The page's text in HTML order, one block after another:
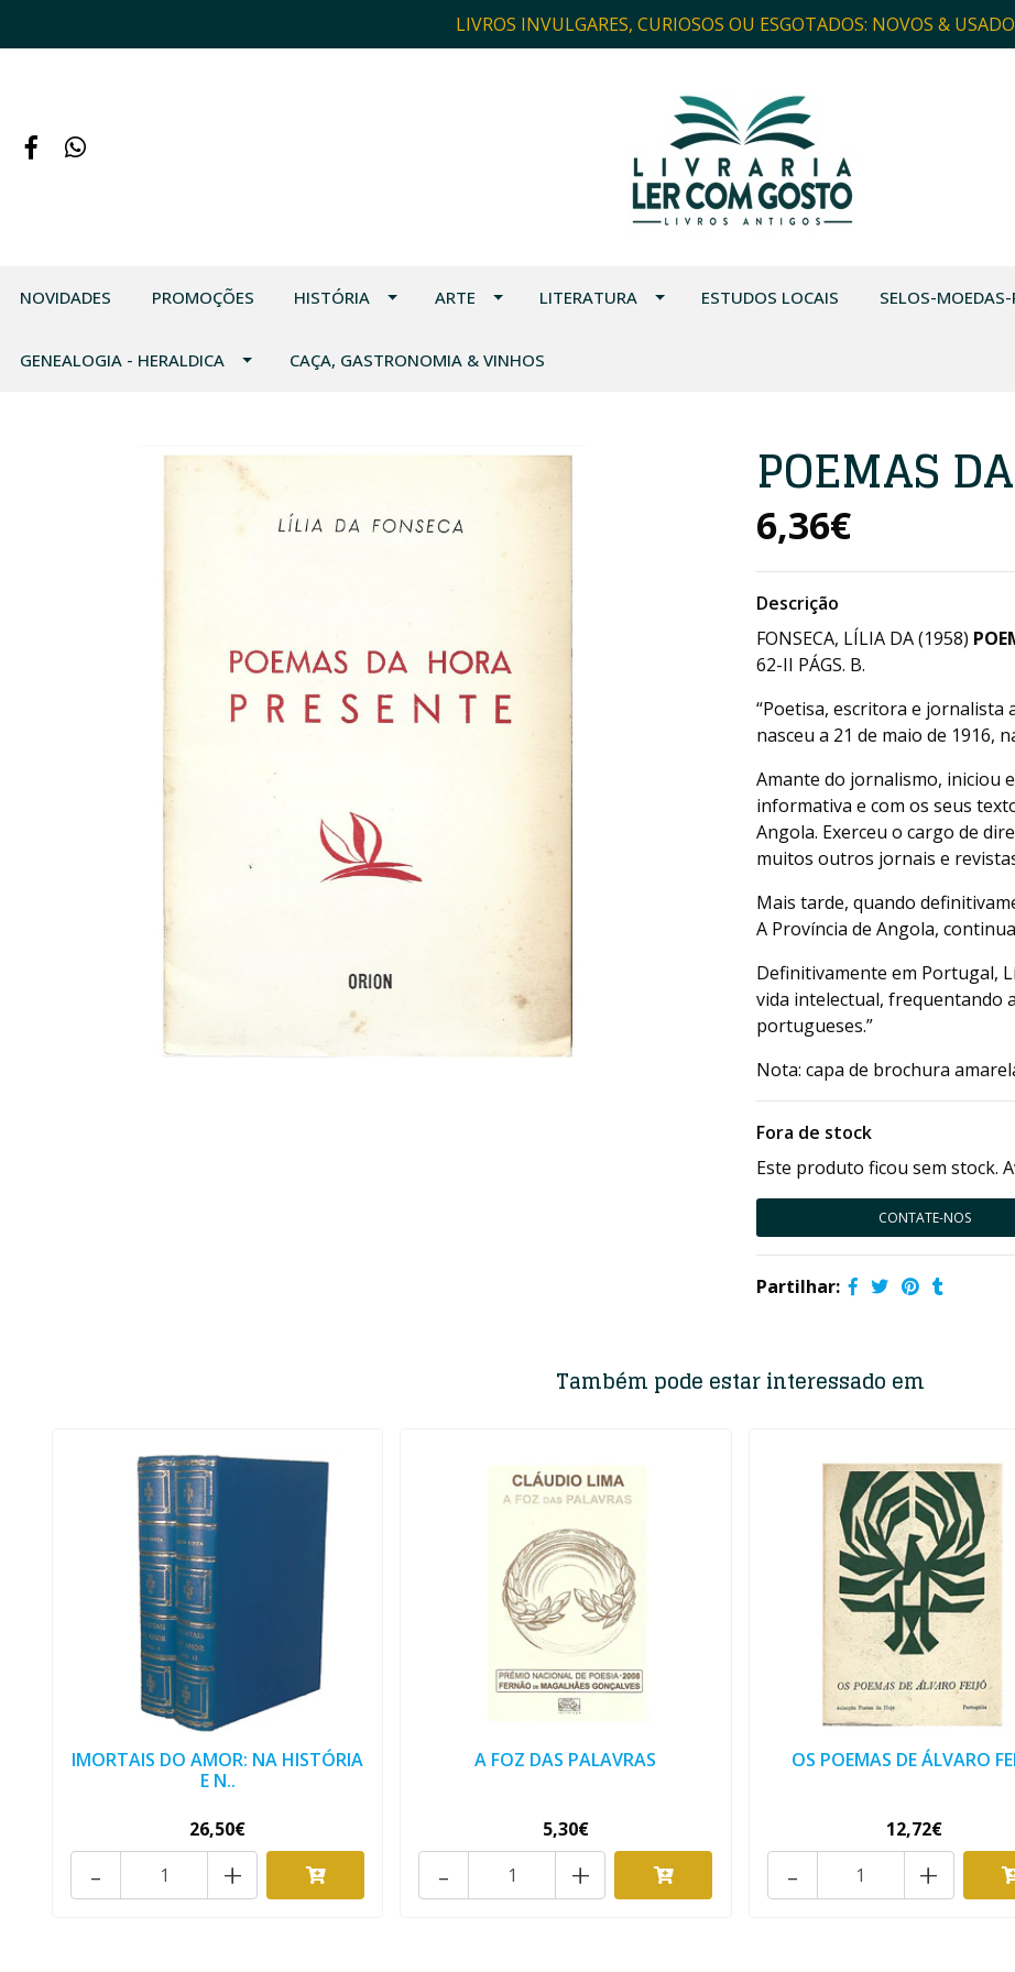
LIVROS INVULGARES, CURIOSOS OU ESGOTADOS: NOVOS &
NOVIDADES PROMOÇÕES HISTÓRIA ARTE LITERATURA ESTUDOS LOCAIS SELOS-
GENEALOGIA - HERALDICA CAÇA, GASTRONOMIA & VINHOS
POEMAS
6,36€
Descrição
FONSECA, LÍLIA DA (1958)
62-II PÁGS. B.
“Poetisa, escritora e jornalista
nasceu a 21 de maio de 1916,
Amante do jornalismo, iniciou
informativa e com os seus
Angola. Exerceu o cargo de
muitos outros jornais e
Mais tarde, quando
A Província de Angola,
Definitivamente em Portugal,
vida intelectual, frequentando
portugueses.”
Nota: capa de brochura
Fora de stock
Este produto ficou sem stock.
CONTATE-NOS
Partilhar:
Também pode estar interessado em
IMORTAIS DO AMOR: NA HISTÓRIA
E N..
26,50€
+
-
A FOZ DAS PALAVRAS
5,30€
+
-
OS POEMAS DE ÁLVARO
12,72€
+
-